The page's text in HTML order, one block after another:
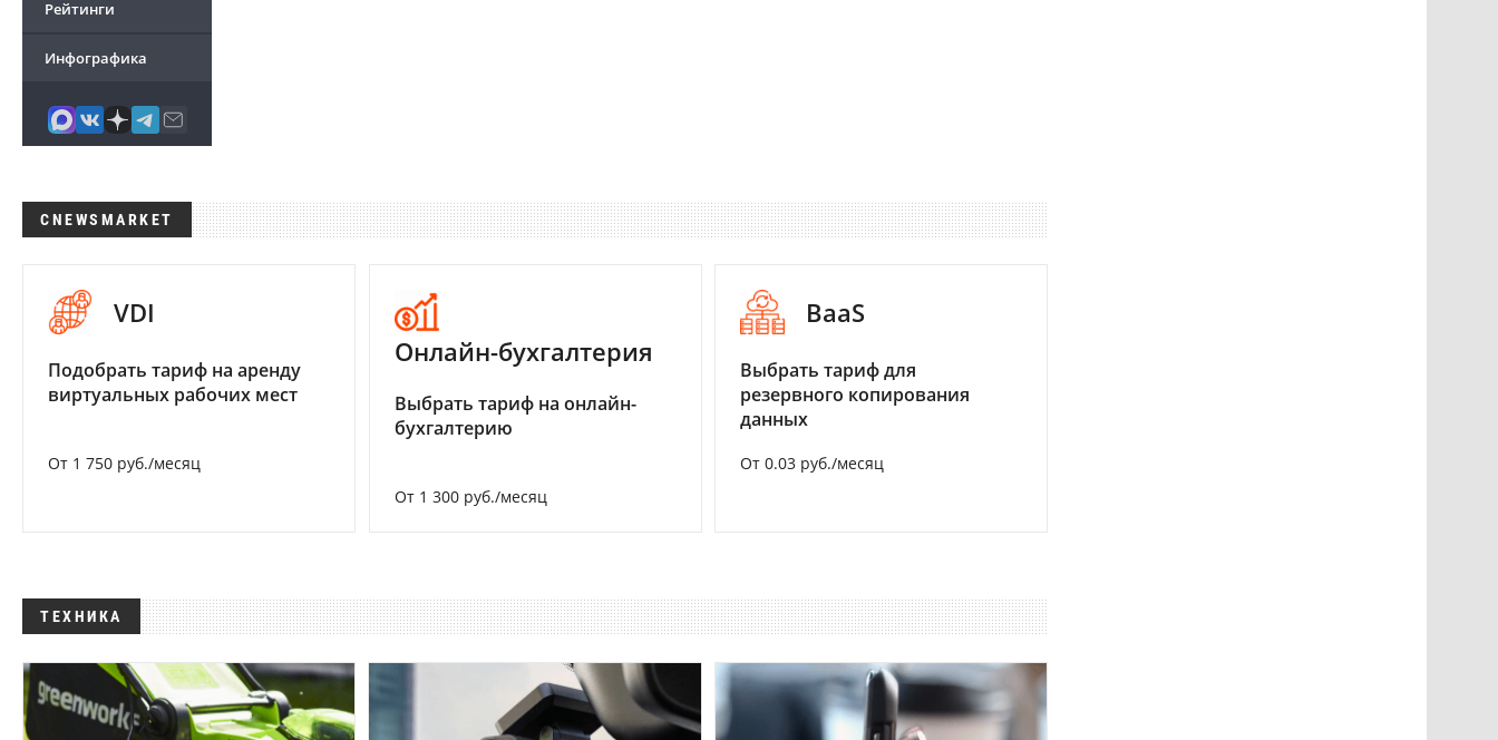
Рейтинги
Инфографика
CNEWSMARKET
VDI
Подобрать тариф на аренду
виртуальных рабочих мест
От 1 750 руб./месяц
Онлайн-бухгалтерия
Выбрать тариф на онлайн-
бухгалтерию
От 1 300 руб./месяц
BaaS
Выбрать тариф для
резервного копирования
данных
От 0.03 руб./месяц
ТЕХНИКА